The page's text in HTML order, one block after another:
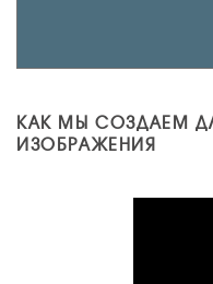
КАК МЫ СОЗДАЕМ
ИЗОБРАЖЕНИЯ